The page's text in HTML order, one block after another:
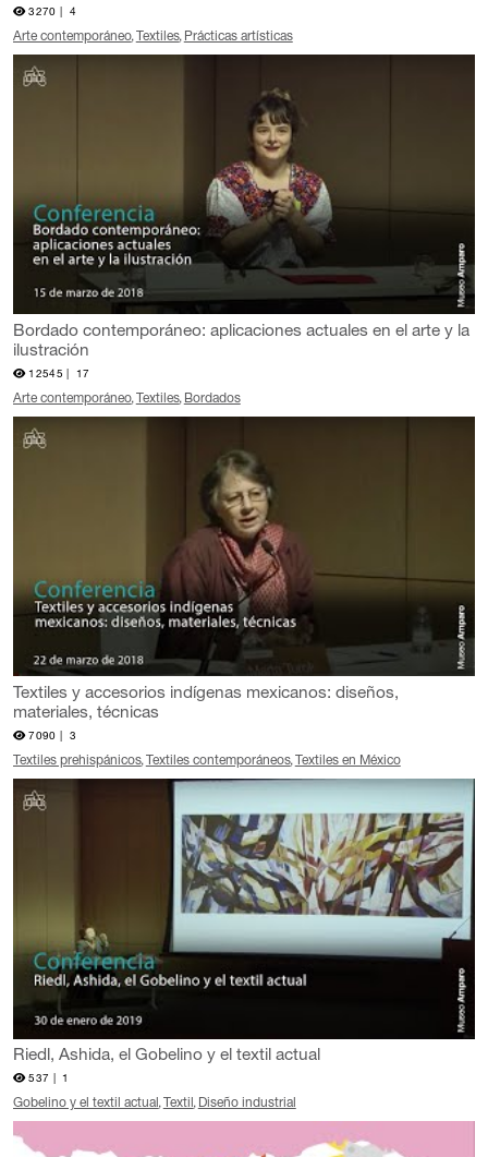
3270 | 4
Arte contemporáneo Textiles Prácticas artísticas
Bordado contemporáneo: aplicaciones actuales en el arte y la
ilustración
12545 | 17
Arte contemporáneo Textiles Bordados
Textiles y accesorios indígenas mexicanos: diseños,
materiales, técnicas
7090 | 3
Textiles prehispánicos Textiles contemporáneos Textiles en México
Riedl, Ashida, el Gobelino y el textil actual
537 | 1
Gobelino y el textil actual Textil Diseño industrial